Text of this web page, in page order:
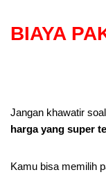
BIAYA
Jangan khawatir
harga yang super
Kamu bisa memilih